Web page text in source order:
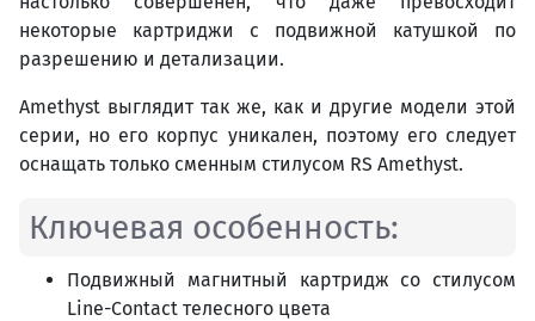
некоторые картриджи с подвижной катушкой по
разрешению и детализации.
Amethyst выглядит так же, как и другие модели этой
серии, но его корпус уникален, поэтому его следует
оснащать только сменным стилусом RS Amethyst.
Ключевая особенность:
Подвижный магнитный картридж со стилусом
Line-Contact телесного цвета